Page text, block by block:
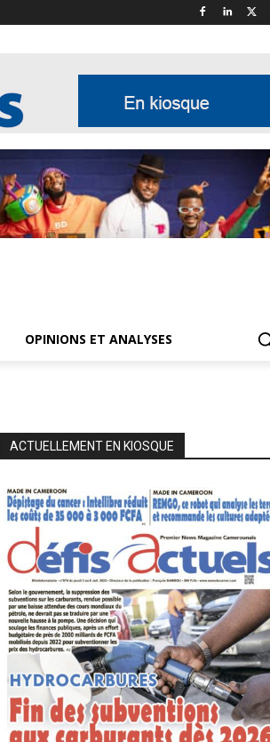
OPINIONS ET ANALYSES
ACTUELLEMENT EN KIOSQUE